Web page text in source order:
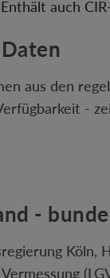
auch
aus den
-
-
Köln,